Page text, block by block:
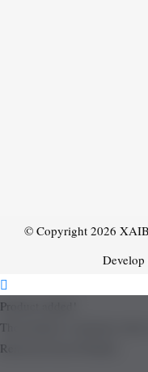
© Copyright 2026
Product added!
The product is already in the
Removed from Wishlist